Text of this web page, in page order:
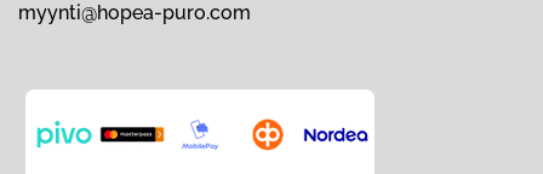
myynti@hopea-puro.com